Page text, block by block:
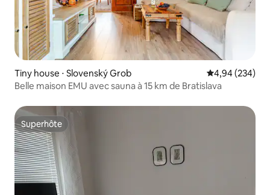
Tiny house ⋅ Slovenský Grob Évaluation
4,94 (234)
Belle maison EMU avec sauna à 15 km de Bratislava
Superhôte
Superhôte